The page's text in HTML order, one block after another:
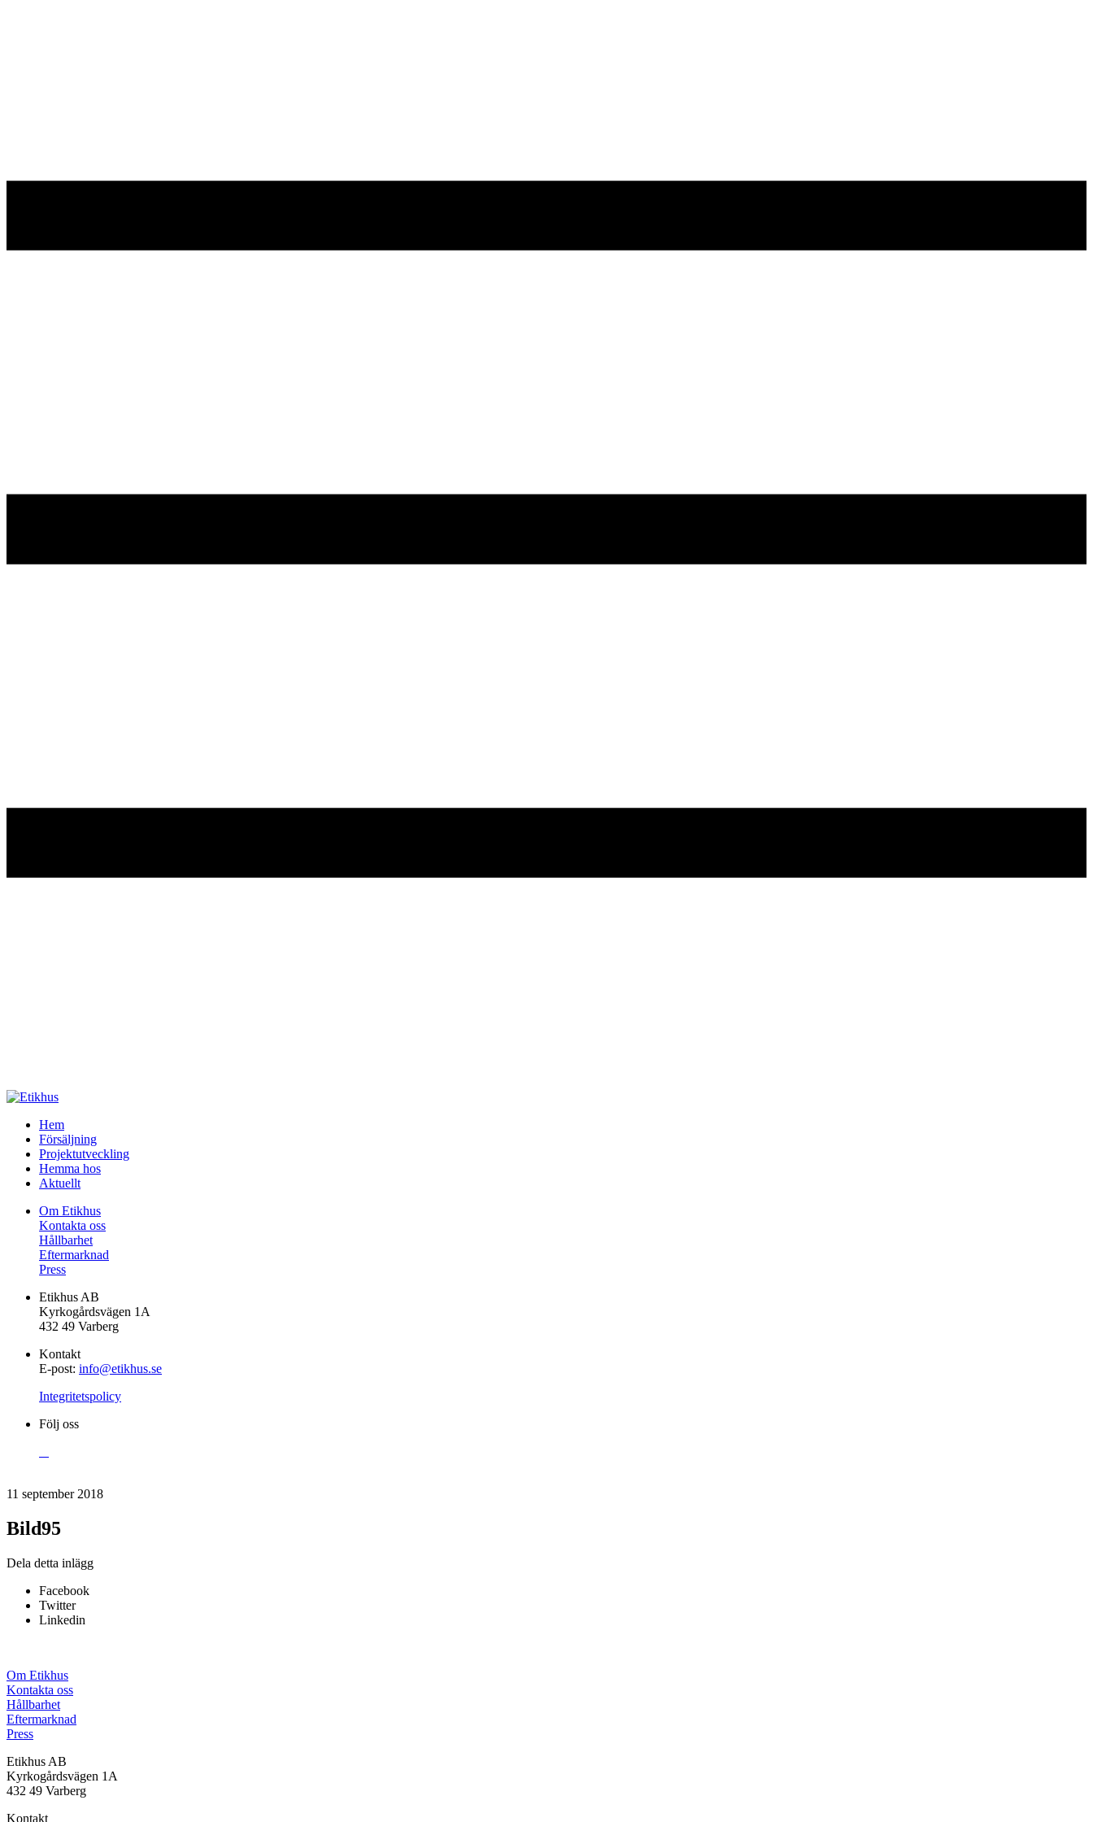
vidare
innehåll
Hem
Försäljning
Projektutveckling
Hemma hos
Aktuellt
Om Etikhus
Kontakta oss
Hållbarhet
Eftermarknad
Press
Etikhus AB
Kyrkogårdsvägen 1A
432 49 Varberg
Kontakt
E-post: info@etikhus.se
Integritetspolicy
Följ oss
11 september 2018
Bild95
Dela detta inlägg
Facebook
Twitter
Linkedin
Om Etikhus
Kontakta oss
Hållbarhet
Eftermarknad
Press
Etikhus AB
Kyrkogårdsvägen 1A
432 49 Varberg
Kontakt